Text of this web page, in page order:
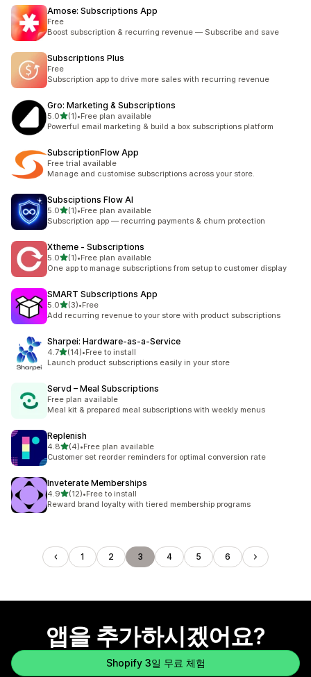
Amose: Subscriptions App
Free
Boost subscription & recurring revenue — Subscribe and save
Subscriptions Plus
Free
Subscription app to drive more sales with recurring revenue
Gro: Marketing & Subscriptions
5.0별 5개 중
(1)
총 리뷰 1개
•Free plan available
Powerful email marketing & build a box subscriptions platform
SubscriptionFlow App
Free trial available
Manage and customise subscriptions across your store.
Subsciptions Flow AI
5.0별 5개 중
(1)
총 리뷰 1개
•Free plan available
Subscription app — recurring payments & churn protection
Xtheme ‑ Subscriptions
5.0별 5개 중
(1)
총 리뷰 1개
•Free plan available
One app to manage subscriptions from setup to customer display
SMART Subscriptions App
5.0별 5개 중
(3)
총 리뷰 3개
•Free
Add recurring revenue to your store with product subscriptions
Sharpei: Hardware‑as‑a‑Service
4.7별 5개 중
(14)
총 리뷰 14개
•Free to install
Launch product subscriptions easily in your store
Servd – Meal Subscriptions
Free plan available
Meal kit & prepared meal subscriptions with weekly menus
Replenish
4.8별 5개 중
(4)
총 리뷰 4개
•Free plan available
Customer set reorder reminders for optimal conversion rate
Inveterate Memberships
4.9별 5개 중
(12)
총 리뷰 12개
•Free to install
Reward brand loyalty with tiered membership programs
1 2 3 4 5 6
앱을 추가하시겠어요?
Shopify 3일 무료 체험